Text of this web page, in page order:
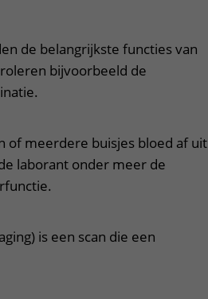
de belangrijkste functies van
bijvoorbeeld de
of meerdere buisjes bloed af uit
laborant onder meer de
is een scan die een